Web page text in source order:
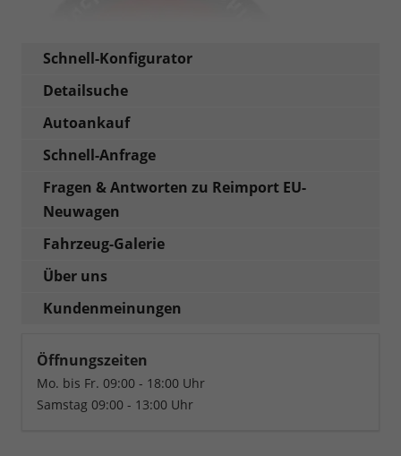
Schnell-Konfigurator
Detailsuche
Autoankauf
Schnell-Anfrage
Fragen & Antworten zu Reimport EU-
Neuwagen
Fahrzeug-Galerie
Über uns
Kundenmeinungen
Öffnungszeiten
Mo. bis Fr. 09:00 - 18:00 Uhr
Samstag 09:00 - 13:00 Uhr